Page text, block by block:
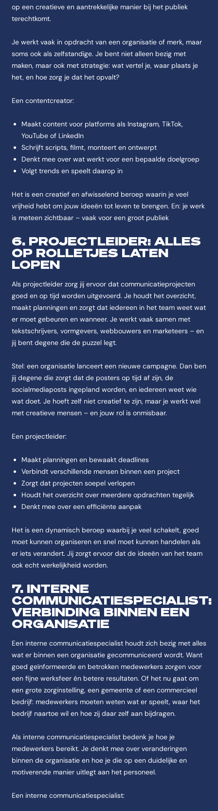
op een creatieve en aantrekkelijke manier bij het publiek
terechtkomt.
Je werkt vaak in opdracht van een organisatie of merk, maar
soms ook als zelfstandige. Je bent niet alleen bezig met
maken, maar ook met strategie: wat vertel je, waar plaats je
het, en hoe zorg je dat het opvalt?
Een contentcreator:
Maakt content voor platforms als Instagram, TikTok,
YouTube of LinkedIn
Schrijft scripts, filmt, monteert en ontwerpt
Denkt mee over wat werkt voor een bepaalde doelgroep
Volgt trends en speelt daarop in
Het is een creatief en afwisselend beroep waarin je veel
vrijheid hebt om jouw ideeën tot leven te brengen. En: je werk
is meteen zichtbaar – vaak voor een groot publiek
6. PROJECTLEIDER: ALLES
OP ROLLETJES LATEN
LOPEN
Als projectleider zorg jij ervoor dat communicatieprojecten
goed en op tijd worden uitgevoerd. Je houdt het overzicht,
maakt planningen en zorgt dat iedereen in het team weet wat
er moet gebeuren en wanneer. Je werkt vaak samen met
tekstschrijvers, vormgevers, webbouwers en marketeers – en
jij bent degene die de puzzel legt.
Stel: een organisatie lanceert een nieuwe campagne. Dan ben
jij degene die zorgt dat de posters op tijd af zijn, de
socialmediaposts ingepland worden, en iedereen weet wie
wat doet. Je hoeft zelf niet creatief te zijn, maar je werkt wel
met creatieve mensen – en jouw rol is onmisbaar.
Een projectleider:
Maakt planningen en bewaakt deadlines
Verbindt verschillende mensen binnen een project
Zorgt dat projecten soepel verlopen
Houdt het overzicht over meerdere opdrachten tegelijk
Denkt mee over een efficiënte aanpak
Het is een dynamisch beroep waarbij je veel schakelt, goed
moet kunnen organiseren en snel moet kunnen handelen als
er iets verandert. Jij zorgt ervoor dat de ideeën van het team
ook echt werkelijkheid worden.
7. INTERNE
COMMUNICATIESPECIALIST:
VERBINDING BINNEN EEN
ORGANISATIE
Een interne communicatiespecialist houdt zich bezig met alles
wat er binnen een organisatie gecommuniceerd wordt. Want
goed geïnformeerde en betrokken medewerkers zorgen voor
een fijne werksfeer én betere resultaten. Of het nu gaat om
een grote zorginstelling, een gemeente of een commercieel
bedrijf: medewerkers moeten weten wat er speelt, waar het
bedrijf naartoe wil en hoe zij daar zelf aan bijdragen.
Als interne communicatiespecialist bedenk je hoe je
medewerkers bereikt. Je denkt mee over veranderingen
binnen de organisatie en hoe je die op een duidelijke en
motiverende manier uitlegt aan het personeel.
Een interne communicatiespecialist: